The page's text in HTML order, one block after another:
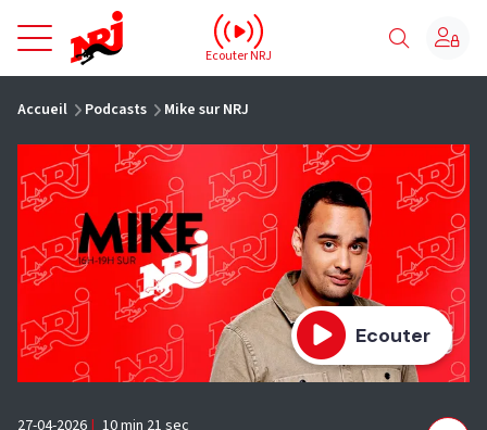
NRJ - Accueil
Ecouter NRJ
Accueil Podcasts Mike sur NRJ
Ecouter
27-04-2026 | 10 min 21 sec